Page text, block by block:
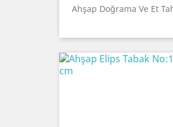
Ahşap Doğrama Ve Et